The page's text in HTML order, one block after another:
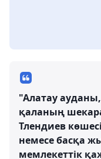
"Алатау
қаланың
Тлендиев
немесе басқа
мемлекеттік